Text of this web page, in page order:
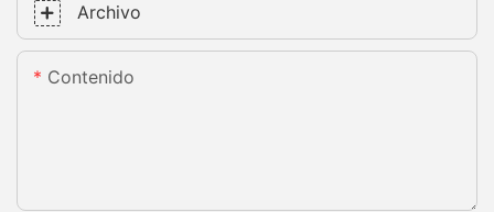
Archivo
Contenido